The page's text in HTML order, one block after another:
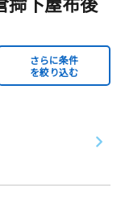
さらに条件
を絞り込む